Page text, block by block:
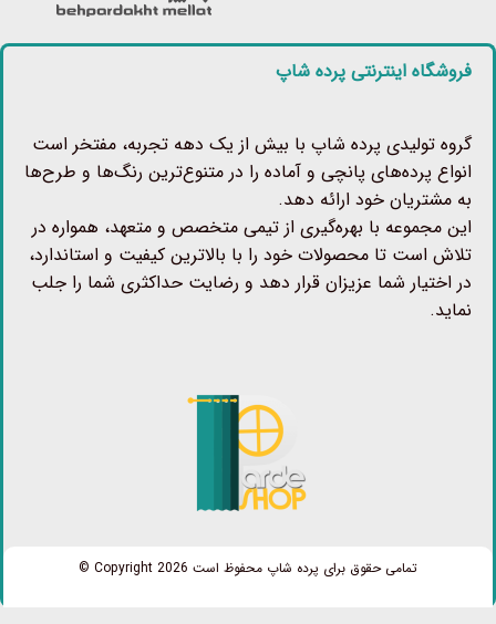
فروشگاه اینترنتی پرده شاپ
گروه تولیدی پرده شاپ با بیش از یک دهه تجربه، مفتخر است
انواع پرده‌های پانچی و آماده را در متنوع‌ترین رنگ‌ها و طرح‌ها
به مشتریان خود ارائه دهد.
این مجموعه با بهره‌گیری از تیمی متخصص و متعهد، همواره در
تلاش است تا محصولات خود را با بالاترین کیفیت و استاندارد،
در اختیار شما عزیزان قرار دهد و رضایت حداکثری شما را جلب
نماید.
تمامی حقوق برای پرده شاپ محفوظ است Copyright 2026 ©